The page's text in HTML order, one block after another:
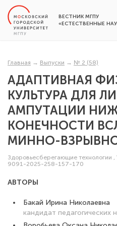
ВЕСТНИК МГПУ
«ЕСТЕСТВЕННЫЕ
Главная → Выпуски → № 2 (58)
АДАПТИВНАЯ
КУЛЬТУРА ДЛЯ
АМПУТАЦИИ
КОНЕЧНОСТИ
МИННО-
Здоровьесберегающие технологии ,
9091-2025-258-157-170
АВТОРЫ
Бакай Ирина Николаевна
кандидат педагогических